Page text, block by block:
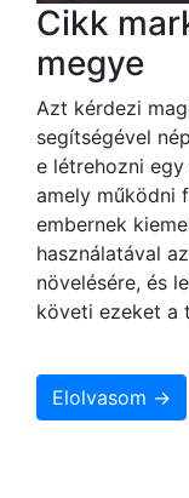
Cikk
megye
Azt kérdezi
segítségével
e létrehozni
amely működni
embernek
használatával
növelésére, és
követi ezeket a
Elolvasom →